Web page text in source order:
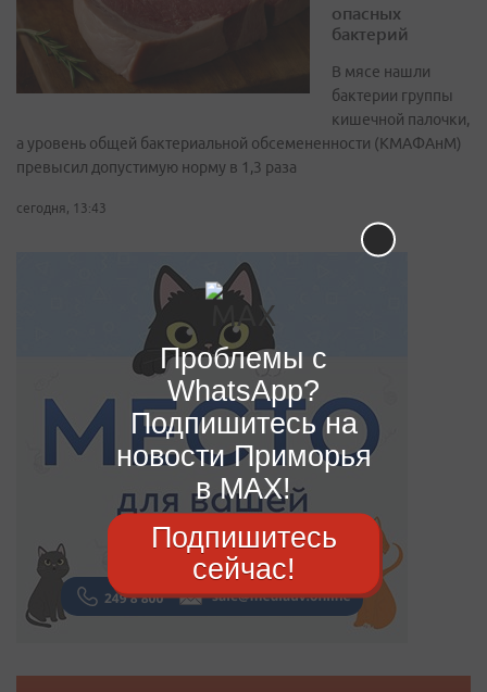
опасных
бактерий
В мясе нашли
бактерии группы
кишечной палочки,
а уровень общей бактериальной обсемененности (КМАФАнМ)
превысил допустимую норму в 1,3 раза
сегодня, 13:43
Проблемы с
WhatsApp?
Подпишитесь на
новости Приморья
в MAX!
Подпишитесь
сейчас!